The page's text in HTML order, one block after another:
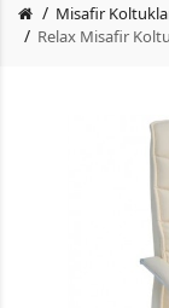
Misafir
Relax Misafir